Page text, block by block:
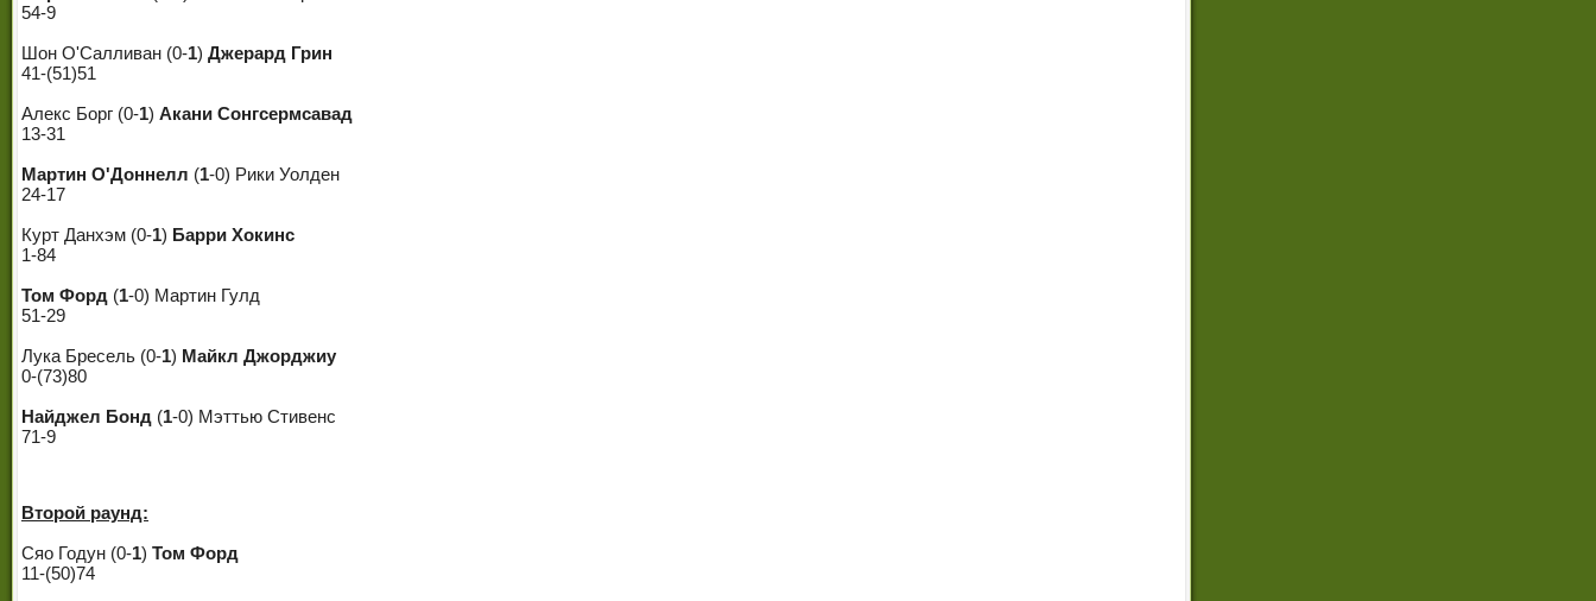
54-9
Шон О'Салливан (0-1) Джерард Грин
41-(51)51
Алекс Борг (0-1) Акани Сонгсермсавад
13-31
Мартин О'Доннелл (1-0) Рики Уолден
24-17
Курт Данхэм (0-1) Барри Хокинс
1-84
Том Форд (1-0) Мартин Гулд
51-29
Лука Бресель (0-1) Майкл Джорджиу
0-(73)80
Найджел Бонд (1-0) Мэттью Стивенс
71-9
Второй раунд:
Сяо Годун (0-1) Том Форд
11-(50)74